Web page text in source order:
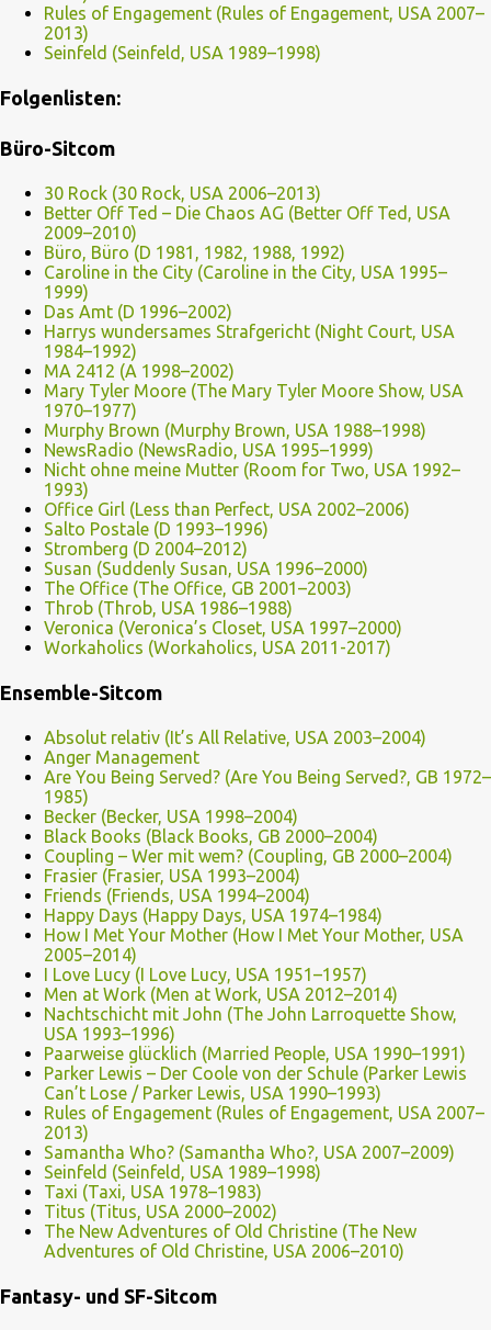
Rules of Engagement (Rules of Engagement, USA 2007–
2013)
Seinfeld (Seinfeld, USA 1989–1998)
Folgenlisten:
Büro-Sitcom
30 Rock (30 Rock, USA 2006–2013)
Better Off Ted – Die Chaos AG (Better Off Ted, USA
2009–2010)
Büro, Büro (D 1981, 1982, 1988, 1992)
Caroline in the City (Caroline in the City, USA 1995–
1999)
Das Amt (D 1996–2002)
Harrys wundersames Strafgericht (Night Court, USA
1984–1992)
MA 2412 (A 1998–2002)
Mary Tyler Moore (The Mary Tyler Moore Show, USA
1970–1977)
Murphy Brown (Murphy Brown, USA 1988–1998)
NewsRadio (NewsRadio, USA 1995–1999)
Nicht ohne meine Mutter (Room for Two, USA 1992–
1993)
Office Girl (Less than Perfect, USA 2002–2006)
Salto Postale (D 1993–1996)
Stromberg (D 2004–2012)
Susan (Suddenly Susan, USA 1996–2000)
The Office (The Office, GB 2001–2003)
Throb (Throb, USA 1986–1988)
Veronica (Veronica’s Closet, USA 1997–2000)
Workaholics (Workaholics, USA 2011-2017)
Ensemble-Sitcom
Absolut relativ (It’s All Relative, USA 2003–2004)
Anger Management
Are You Being Served? (Are You Being Served?, GB 1972–
1985)
Becker (Becker, USA 1998–2004)
Black Books (Black Books, GB 2000–2004)
Coupling – Wer mit wem? (Coupling, GB 2000–2004)
Frasier (Frasier, USA 1993–2004)
Friends (Friends, USA 1994–2004)
Happy Days (Happy Days, USA 1974–1984)
How I Met Your Mother (How I Met Your Mother, USA
2005–2014)
I Love Lucy (I Love Lucy, USA 1951–1957)
Men at Work (Men at Work, USA 2012–2014)
Nachtschicht mit John (The John Larroquette Show,
USA 1993–1996)
Paarweise glücklich (Married People, USA 1990–1991)
Parker Lewis – Der Coole von der Schule (Parker Lewis
Can’t Lose / Parker Lewis, USA 1990–1993)
Rules of Engagement (Rules of Engagement, USA 2007–
2013)
Samantha Who? (Samantha Who?, USA 2007–2009)
Seinfeld (Seinfeld, USA 1989–1998)
Taxi (Taxi, USA 1978–1983)
Titus (Titus, USA 2000–2002)
The New Adventures of Old Christine (The New
Adventures of Old Christine, USA 2006–2010)
Fantasy- und SF-Sitcom